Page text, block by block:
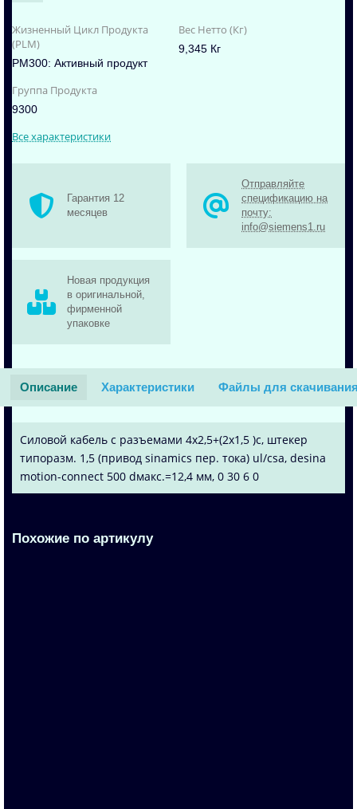
Жизненный Цикл Продукта
(PLM)
PM300: Активный продукт
Вес Нетто (Кг)
9,345 Кг
Группа Продукта
9300
Все характеристики
Гарантия 12
месяцев
Отправляйте
спецификацию на
почту:
info@siemens1.ru
Новая продукция
в оригинальной,
фирменной
упаковке
Описание Характеристики Файлы для
Силовой кабель с разъемами 4x2,5+(2x1,5 )c, штекер
типоразм. 1,5 (привод sinamics пер. тока) ul/csa, desina
motion-connect 500 dмакс.=12,4 мм, 0 30 6 0
Похожие по артикулу